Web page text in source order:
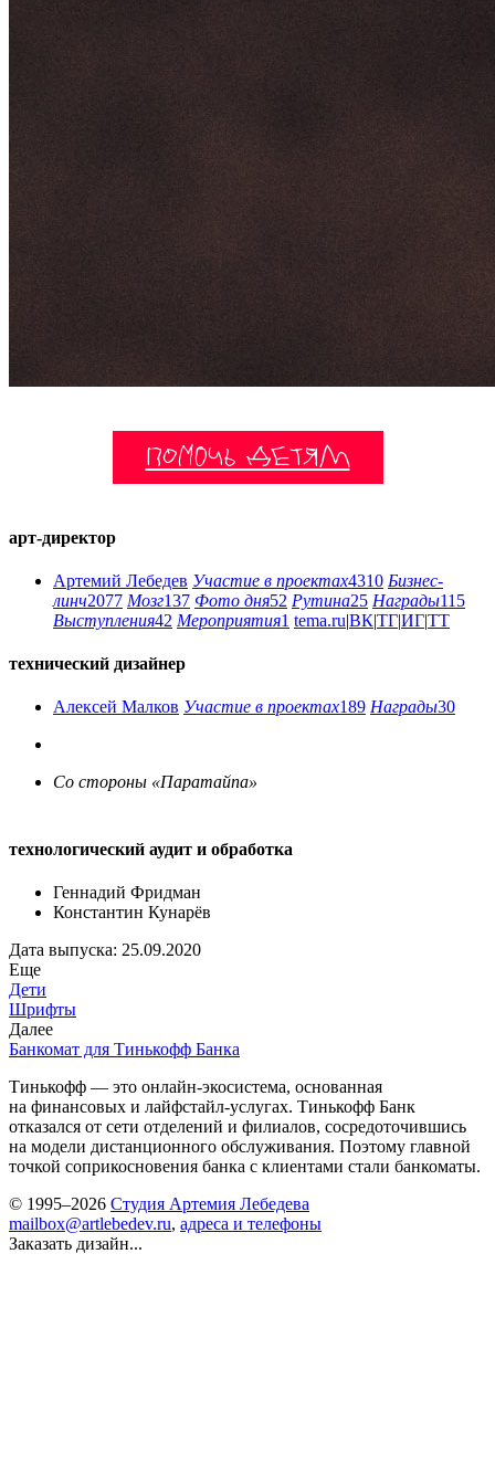
Помочь детям
арт-директор
Артемий Лебедев Участие в проектах4310 Бизнес-
линч2077 Мозг137 Фото дня52 Рутина25 Награды115
Выступления42 Мероприятия1 tema.ru|ВК|ТГ|ИГ|ТТ
технический дизайнер
Алексей Малков Участие в проектах189 Награды30
Со стороны «Паратайпа»
технологический аудит и обработка
Геннадий Фридман
Константин Кунарёв
Дата выпуска: 25.09.2020
Еще
Дети
Шрифты
Далее
Банкомат для Тинькофф Банка
Тинькофф — это онлайн-экосистема, основанная
на финансовых и лайфстайл-услугах. Тинькофф Банк
отказался от сети отделений и филиалов, сосредоточившись
на модели дистанционного обслуживания. Поэтому главной
точкой соприкосновения банка с клиентами стали банкоматы.
© 1995–2026 Студия Артемия Лебедева
mailbox@artlebedev.ru, адреса и телефоны
Заказать дизайн...